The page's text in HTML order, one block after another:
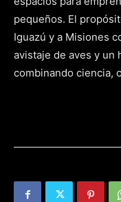
pequeños. El
Iguazú y a Misiones
avistaje de aves y un
combinando ciencia,